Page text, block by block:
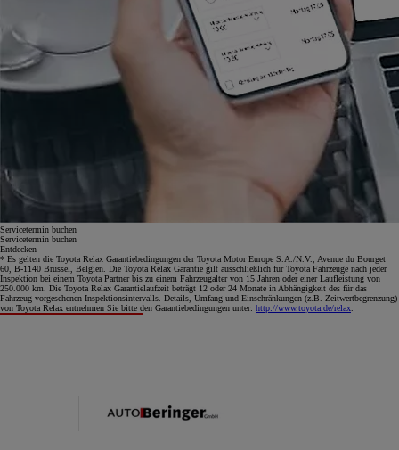
Servicetermin buchen
Servicetermin buchen
Entdecken
* Es gelten die Toyota Relax Garantiebedingungen der Toyota Motor Europe S.A./N.V., Avenue du Bourget
60, B-1140 Brüssel, Belgien. Die Toyota Relax Garantie gilt ausschließlich für Toyota Fahrzeuge nach jeder
Inspektion bei einem Toyota Partner bis zu einem Fahrzeugalter von 15 Jahren oder einer Laufleistung von
250.000 km. Die Toyota Relax Garantielaufzeit beträgt 12 oder 24 Monate in Abhängigkeit des für das
Fahrzeug vorgesehenen Inspektionsintervalls. Details, Umfang und Einschränkungen (z.B. Zeitwertbegrenzung)
von Toyota Relax entnehmen Sie bitte den Garantiebedingungen unter: http://www.toyota.de/relax.